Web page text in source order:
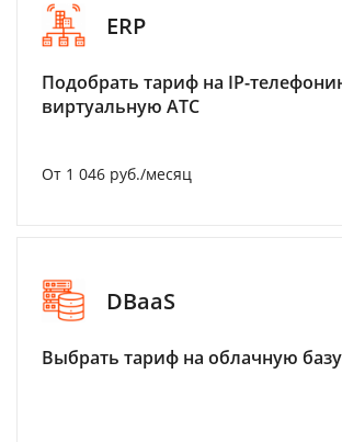
ERP
Подобрать тариф на IP-
виртуальную АТС
От 1 046 руб./месяц
DBaaS
Выбрать тариф на облачную